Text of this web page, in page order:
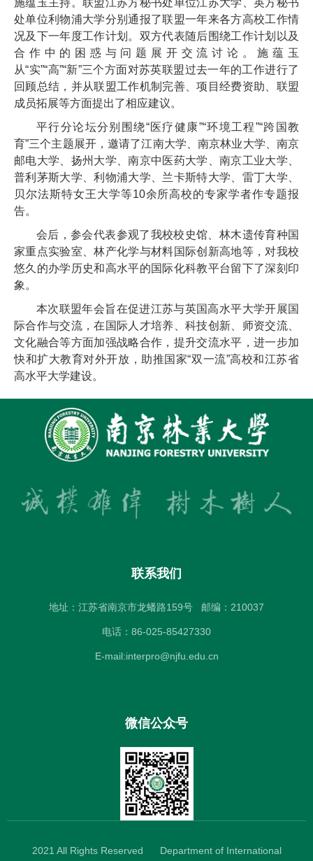
处单位利物浦大学分别通报了联盟一年来各方高校工作情
况及下一年度工作计划。双方代表随后围绕工作计划以及
合作中的困惑与问题展开交流讨论。施蕴玉
从“实”“高”“新”三个方面对苏英联盟过去一年的工作进行了
回顾总结，并从联盟工作机制完善、项目经费资助、联盟
成员拓展等方面提出了相应建议。
平行分论坛分别围绕“医疗健康”“环境工程”“跨国教
育”三个主题展开，邀请了江南大学、南京林业大学、南京
邮电大学、扬州大学、南京中医药大学、南京工业大学、
普利茅斯大学、利物浦大学、兰卡斯特大学、雷丁大学、
贝尔法斯特女王大学等10余所高校的专家学者作专题报
告。
会后，参会代表参观了我校校史馆、林木遗传育种国
家重点实验室、林产化学与材料国际创新高地等，对我校
悠久的办学历史和高水平的国际化科教平台留下了深刻印
象。
本次联盟年会旨在促进江苏与英国高水平大学开展国
际合作与交流，在国际人才培养、科技创新、师资交流、
文化融合等方面加强战略合作，提升交流水平，进一步加
快和扩大教育对外开放，助推国家“双一流”高校和江苏省
高水平大学建设。
联系我们
地址：江苏省南京市龙蟠路159号 邮编：210037
电话：86-025-85427330
E-mail:interpro@njfu.edu.cn
微信公众号
2021 All Rights Reserved Department of International